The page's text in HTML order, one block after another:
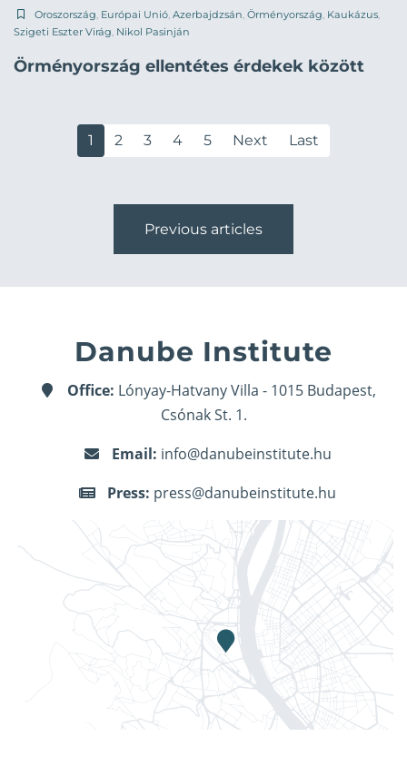
Oroszország, Európai Unió, Azerbajdzsán, Örményország, Kaukázus,
Szigeti Eszter Virág, Nikol Pasinján
Örményország ellentétes érdekek között
1 2 3 4 5 Next Last
Previous articles
Danube Institute
Office: Lónyay-Hatvany Villa - 1015 Budapest,
Csónak St. 1.
Email: info@danubeinstitute.hu
Press: press@danubeinstitute.hu